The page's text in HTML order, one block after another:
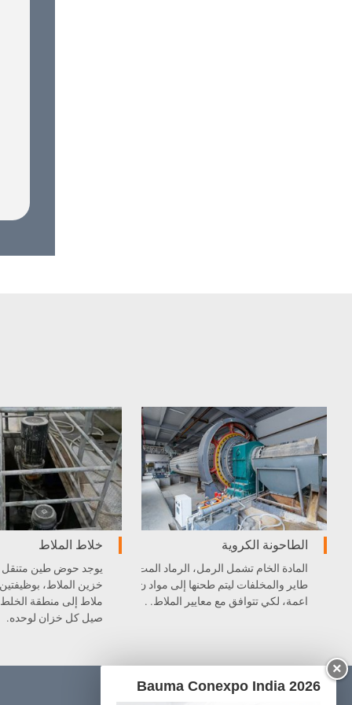
الطاحونة الكروية
المادة الخام تشمل الرمل، الرماد المت
طاير والمخلفات ليتم طحنها إلى مواد ن
اعمة، لكي تتوافق مع معايير الملاط. .
خلاط الملاط
يوجد حوض طين متنقل
خزين الملاط،
ملاط إلى منطقة
صيل كل خزان لوحده.
المنتجات
×
Bauma Conexpo India 2026